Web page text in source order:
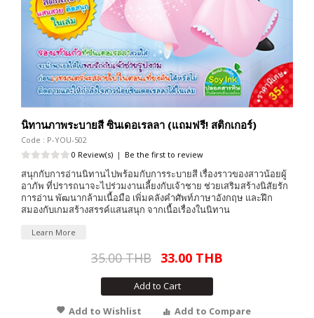
นิทานภาพระบายสี ซินเดอเรลลา (แถมฟรี! สติกเกอร์)
Code : P-YOU-502
0 Review(s) | Be the first to review
สนุกกับการอ่านนิทานไปพร้อมกับการระบายสี เรื่องราวของสาวน้อยผู้
อาภัพ ที่ปรารถนาจะไปร่วมงานเลี้ยงกับเจ้าชาย ช่วยเสริมสร้างนิสัยรัก
การอ่าน พัฒนากล้ามเนื้อมือ เพิ่มคลังคำศัพท์ภาษาอังกฤษ และฝึก
สมองกับเกมสร้างสรรค์แสนสนุก จากเนื้อเรื่องในนิทาน
Learn More
35.00 THB 33.00 THB
Add to Cart
Add to Wishlist
Add to Compare